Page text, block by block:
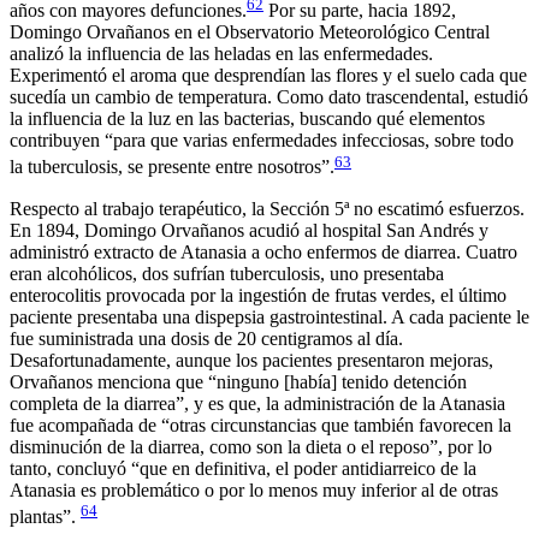
años con mayores defunciones.62 Por su parte, hacia 1892,
Domingo Orvañanos en el Observatorio Meteorológico Central
analizó la influencia de las heladas en las enfermedades.
Experimentó el aroma que desprendían las flores y el suelo cada que
sucedía un cambio de temperatura. Como dato trascendental, estudió
la influencia de la luz en las bacterias, buscando qué elementos
contribuyen “para que varias enfermedades infecciosas, sobre todo
la tuberculosis, se presente entre nosotros”.63
Respecto al trabajo terapéutico, la Sección 5ª no escatimó esfuerzos.
En 1894, Domingo Orvañanos acudió al hospital San Andrés y
administró extracto de Atanasia a ocho enfermos de diarrea. Cuatro
eran alcohólicos, dos sufrían tuberculosis, uno presentaba
enterocolitis provocada por la ingestión de frutas verdes, el último
paciente presentaba una dispepsia gastrointestinal. A cada paciente le
fue suministrada una dosis de 20 centigramos al día.
Desafortunadamente, aunque los pacientes presentaron mejoras,
Orvañanos menciona que “ninguno [había] tenido detención
completa de la diarrea”, y es que, la administración de la Atanasia
fue acompañada de “otras circunstancias que también favorecen la
disminución de la diarrea, como son la dieta o el reposo”, por lo
tanto, concluyó “que en definitiva, el poder antidiarreico de la
Atanasia es problemático o por lo menos muy inferior al de otras
plantas”. 64